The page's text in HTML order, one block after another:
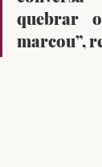
quebrar
marcou”,